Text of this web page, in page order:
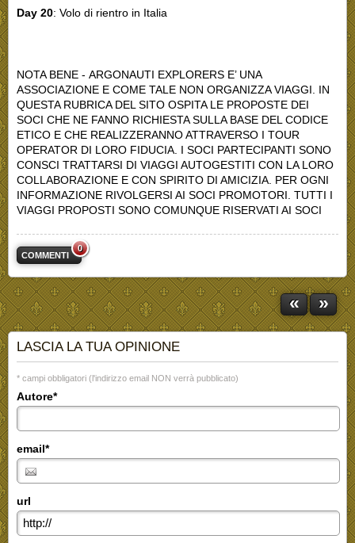
Day 20: Volo di rientro in Italia
NOTA BENE - ARGONAUTI EXPLORERS E’ UNA
ASSOCIAZIONE E COME TALE NON ORGANIZZA VIAGGI. IN
QUESTA RUBRICA DEL SITO OSPITA LE PROPOSTE DEI
SOCI CHE NE FANNO RICHIESTA SULLA BASE DEL CODICE
ETICO E CHE REALIZZERANNO ATTRAVERSO I TOUR
OPERATOR DI LORO FIDUCIA. I SOCI PARTECIPANTI SONO
CONSCI TRATTARSI DI VIAGGI AUTOGESTITI CON LA LORO
COLLABORAZIONE E CON SPIRITO DI AMICIZIA. PER OGNI
INFORMAZIONE RIVOLGERSI AI SOCI PROMOTORI. TUTTI I
VIAGGI PROPOSTI SONO COMUNQUE RISERVATI AI SOCI
COMMENTI
0
« »
LASCIA LA TUA OPINIONE
* campi obbligatori (l'indirizzo email NON verrà pubblicato)
Autore*
email*
url